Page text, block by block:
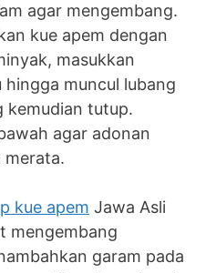
agar mengembang.
kue apem dengan
masukkan
muncul lubang
kemudian tutup.
agar adonan
merata.
kue apem Jawa Asli
mengembang
garam pada